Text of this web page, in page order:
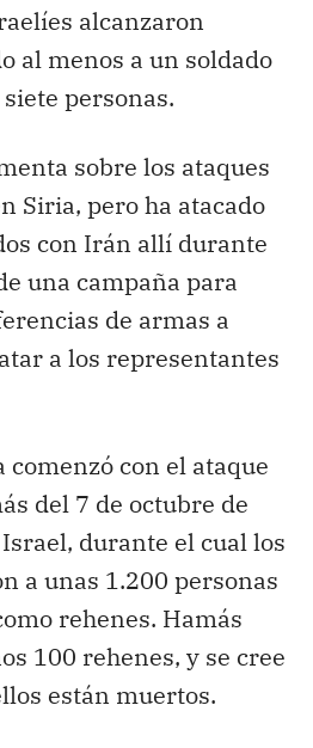
alcanzaron
al menos a un soldado
personas.
sobre los ataques
Siria, pero ha atacado
con Irán allí durante
una campaña para
de armas a
a los representantes
comenzó con el ataque
del 7 de octubre de
durante el cual los
a unas 1.200 personas
rehenes. Hamás
100 rehenes, y se cree
están muertos.